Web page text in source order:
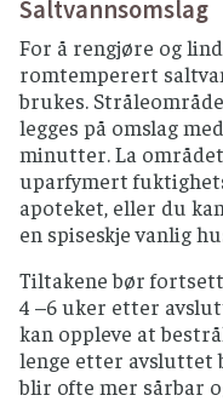
Saltvannsomslag
For å rengjøre og
romtemperert
brukes.
legges på omslag
minutter. La
uparfymert
apoteket, eller du
en spiseskje vanlig
Tiltakene bør
4 –6 uker etter
kan oppleve at
lenge etter avsluttet
blir ofte mer sårbar